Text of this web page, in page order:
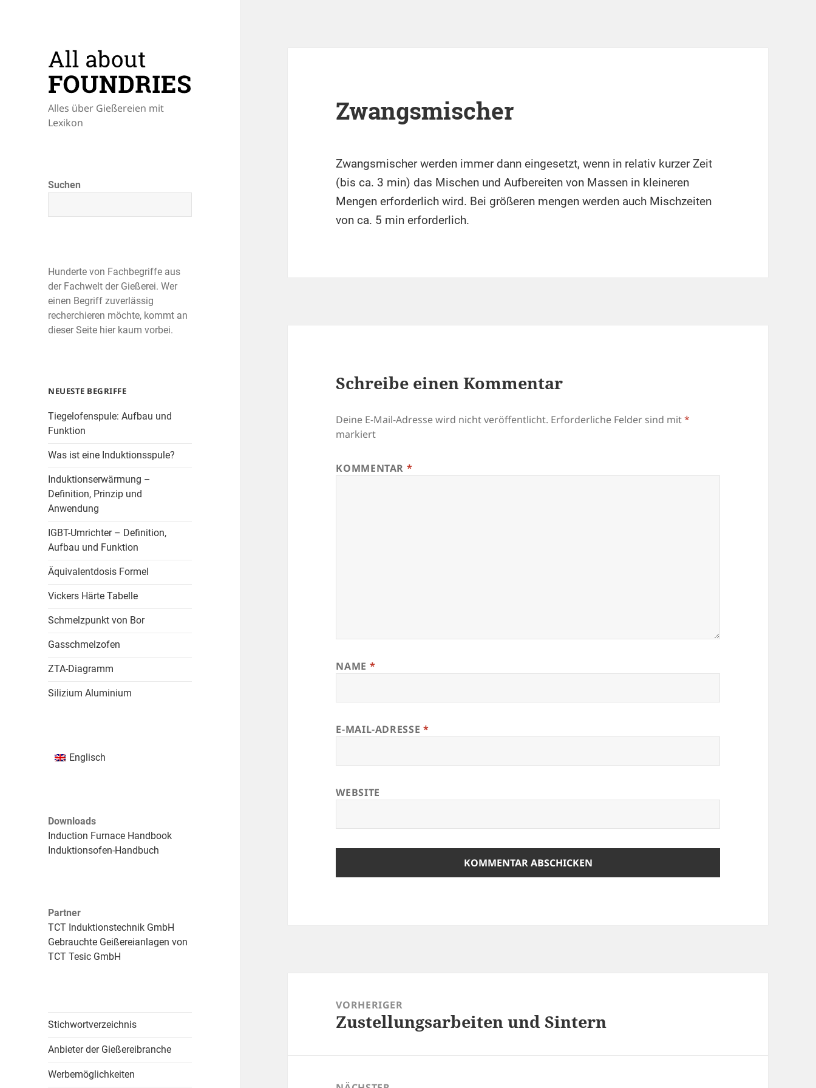
Alles über Gießereien mit
Lexikon
Suchen
Hunderte von Fachbegriffe aus
der Fachwelt der Gießerei. Wer
einen Begriff zuverlässig
recherchieren möchte, kommt an
dieser Seite hier kaum vorbei.
NEUESTE BEGRIFFE
Tiegelofenspule: Aufbau und
Funktion
Was ist eine Induktionsspule?
Induktionserwärmung –
Definition, Prinzip und
Anwendung
IGBT-Umrichter – Definition,
Aufbau und Funktion
Äquivalentdosis Formel
Vickers Härte Tabelle
Schmelzpunkt von Bor
Gasschmelzofen
ZTA-Diagramm
Silizium Aluminium
Englisch
Downloads
Induction Furnace Handbook
Induktionsofen-Handbuch
Partner
TCT Induktionstechnik GmbH
Gebrauchte Geißereianlagen von
TCT Tesic GmbH
Stichwortverzeichnis
Anbieter der Gießereibranche
Werbemöglichkeiten
Zwangsmischer
Zwangsmischer werden immer dann eingesetzt, wenn in relativ kurzer Zeit
(bis ca. 3 min) das Mischen und Aufbereiten von Massen in kleineren
Mengen erforderlich wird. Bei größeren mengen werden auch Mischzeiten
von ca. 5 min erforderlich.
Schreibe einen Kommentar
Deine E-Mail-Adresse wird nicht veröffentlicht. Erforderliche Felder sind mit*
markiert
KOMMENTAR *
NAME *
E-MAIL-ADRESSE *
WEBSITE
VORHERIGER
Vorheriger
Zustellungsarbeiten und Sintern